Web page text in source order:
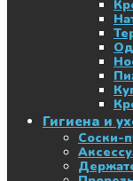
Гигиена и
Соски-